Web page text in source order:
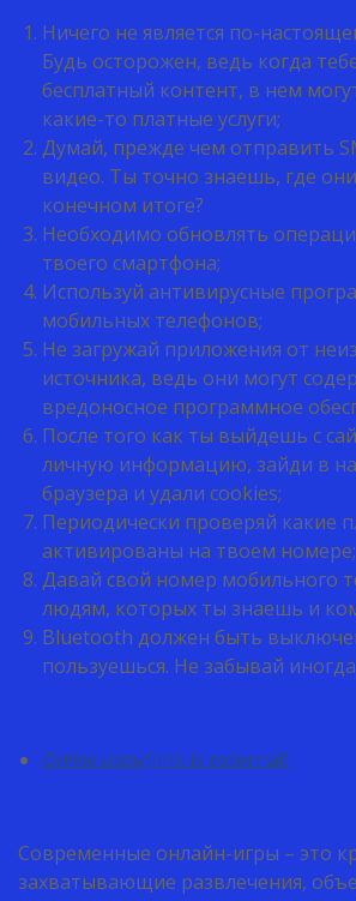
Ничего не является по-
Будь осторожен, ведь когда
бесплатный контент, в нем
какие-то платные услуги;
Думай, прежде чем отправить
видео. Ты точно знаешь, где
конечном итоге?
Необходимо обновлять
твоего смартфона;
Используй антивирусные
мобильных телефонов;
Не загружай приложения от
источника, ведь они могут
вредоносное программное
После того как ты выйдешь с
личную информацию, зайди в
браузера и удали cookies;
Периодически проверяй какие
активированы на твоем номере;
Давай свой номер мобильного
людям, которых ты знаешь и
Bluetooth должен быть
пользуешься. Не забывай
Online игры(link is external)
Современные онлайн-игры – это
захватывающие развлечения,